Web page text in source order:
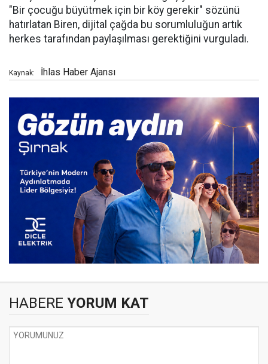
"Bir çocuğu büyütmek için bir köy gerekir" sözünü
hatırlatan Biren, dijital çağda bu sorumluluğun artık
herkes tarafından paylaşılması gerektiğini vurguladı.
Kaynak: İhlas Haber Ajansı
HABERE YORUM KAT